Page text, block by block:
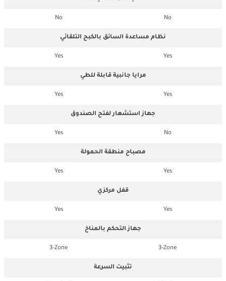
No
No
نظام مساعدة السائق بالكبح التلقائي
Yes
Yes
مرايا جانبية قابلة للطي
Yes
Yes
جهاز استشعار لفتح الصندوق
No
Yes
مصباح منطقة الحمولة
Yes
Yes
قفل مركزي
Yes
Yes
جهاز التحكم بالمناخ
3-Zone
3-Zone
تثبيت السرعة